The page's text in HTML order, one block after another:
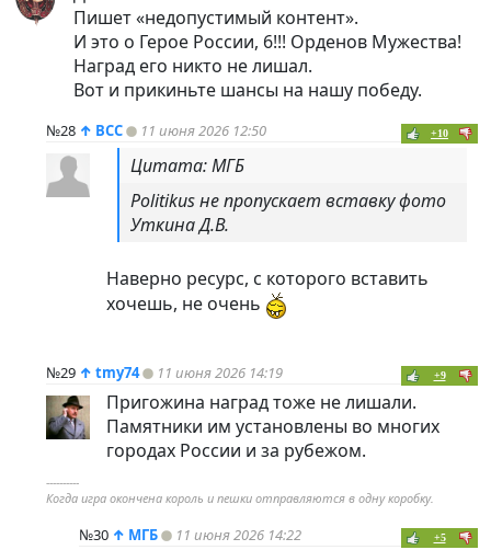
Пишет «недопустимый контент».
И это о Герое России, 6!!! Орденов Мужества!
Наград его никто не лишал.
Вот и прикиньте шансы на нашу победу.
№28 ↑ ВСС 11 июня 2026 12:50 +10
Цитата: МГБ
Politikus не пропускает вставку фото
Уткина Д.В.
Наверно ресурс, с которого вставить
хочешь, не очень
№29 ↑ tmy74 11 июня 2026 14:19 +9
Пригожина наград тоже не лишали.
Памятники им установлены во многих
городах России и за рубежом.
----------
Когда игра окончена король и пешки отправляются в одну коробку.
№30 ↑ МГБ 11 июня 2026 14:22 +5